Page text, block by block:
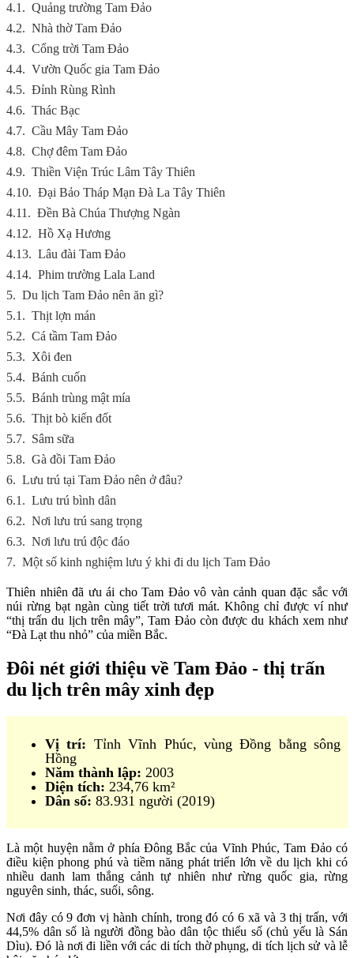
4.1. Quảng trường Tam Đảo
4.2. Nhà thờ Tam Đảo
4.3. Cổng trời Tam Đảo
4.4. Vườn Quốc gia Tam Đảo
4.5. Đỉnh Rùng Rình
4.6. Thác Bạc
4.7. Cầu Mây Tam Đảo
4.8. Chợ đêm Tam Đảo
4.9. Thiền Viện Trúc Lâm Tây Thiên
4.10. Đại Bảo Tháp Mạn Đà La Tây Thiên
4.11. Đền Bà Chúa Thượng Ngàn
4.12. Hồ Xạ Hương
4.13. Lâu đài Tam Đảo
4.14. Phim trường Lala Land
5. Du lịch Tam Đảo nên ăn gì?
5.1. Thịt lợn mán
5.2. Cá tầm Tam Đảo
5.3. Xôi đen
5.4. Bánh cuốn
5.5. Bánh trùng mật mía
5.6. Thịt bò kiến đốt
5.7. Sâm sữa
5.8. Gà đồi Tam Đảo
6. Lưu trú tại Tam Đảo nên ở đâu?
6.1. Lưu trú bình dân
6.2. Nơi lưu trú sang trọng
6.3. Nơi lưu trú độc đáo
7. Một số kinh nghiệm lưu ý khi đi du lịch Tam Đảo
Thiên nhiên đã ưu ái cho Tam Đảo vô vàn cảnh quan đặc sắc với
núi rừng bạt ngàn cùng tiết trời tươi mát. Không chỉ được ví như
“thị trấn du lịch trên mây”, Tam Đảo còn được du khách xem như
“Đà Lạt thu nhỏ” của miền Bắc.
Đôi nét giới thiệu về Tam Đảo - thị trấn
du lịch trên mây xinh đẹp
Vị trí: Tỉnh Vĩnh Phúc, vùng Đồng bằng sông
Hồng
Năm thành lập: 2003
Diện tích: 234,76 km²
Dân số: 83.931 người (2019)
Là một huyện nằm ở phía Đông Bắc của Vĩnh Phúc, Tam Đảo có
điều kiện phong phú và tiềm năng phát triển lớn về du lịch khi có
nhiều danh lam thắng cảnh tự nhiên như rừng quốc gia, rừng
nguyên sinh, thác, suối, sông.
Nơi đây có 9 đơn vị hành chính, trong đó có 6 xã và 3 thị trấn, với
44,5% dân số là người đồng bào dân tộc thiểu số (chủ yếu là Sán
Dìu). Đó là nơi đi liền với các di tích thờ phụng, di tích lịch sử và lễ